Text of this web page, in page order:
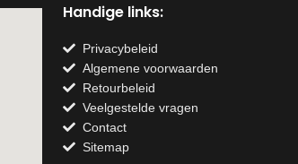
Handige links:
Privacybeleid
Algemene voorwaarden
Retourbeleid
Veelgestelde vragen
Contact
Sitemap